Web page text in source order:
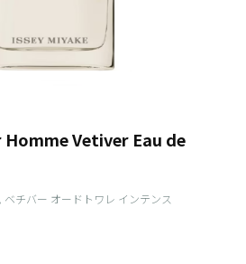
Homme Vetiver Eau de
チバー オードトワレ インテンス